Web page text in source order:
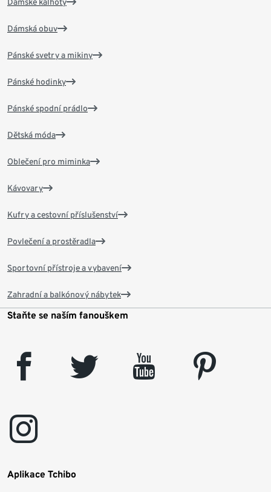
Dámské kalhoty
Dámská obuv
Pánské svetry a mikiny
Pánské hodinky
Pánské spodní prádlo
Dětská móda
Oblečení pro miminka
Kávovary
Kufry a cestovní příslušenství
Povlečení a prostěradla
Sportovní přístroje a vybavení
Zahradní a balkónový nábytek
Staňte se naším fanouškem
facebook twitter youtube
pinterest
instagram
Aplikace Tchibo